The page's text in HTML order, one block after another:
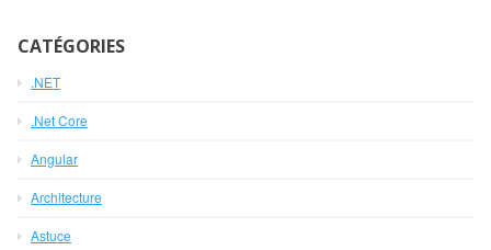
CATÉGORIES
.NET
.Net Core
Angular
Architecture
Astuce